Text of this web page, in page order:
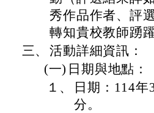
秀作品作者、評
轉知貴校教師踴
三、 活動詳細資訊：
(一) 日期與地點：
１、
日期：114
分。